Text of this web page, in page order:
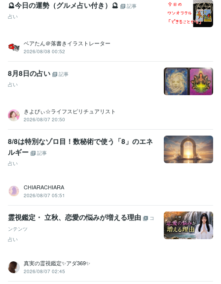
🔮今日の運勢（グルメ占い付き）🔮
記事
占い
ベアたん＠落書きイラストレーター
2026/08/08 00:52
8月8日の占い
記事
占い
きよぴぃ☆ライフスピリチュアリスト
2026/08/07 20:50
8/8は特別なゾロ目！数秘術で使う「8」のエネ
ルギー
記事
占い
CHIARACHIARA
2026/08/07 05:51
霊視鑑定・ 立秋、恋愛の悩みが増える理由
コ
ンテンツ
占い
真実の霊視鑑定✨アダ369✨
2026/08/07 02:45